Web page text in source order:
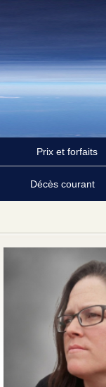
Prix et forfaits
Décès courant